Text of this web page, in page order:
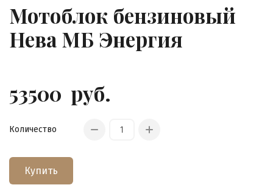
Мотоблок бензиновый
Нева МБ Энергия
53500 руб.
Количество
Купить